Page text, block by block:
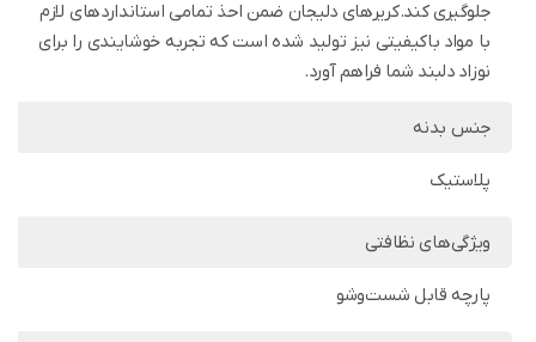
جلوگیری کند.کریرهای دلیجان ضمن احذ تمامی استانداردهای لازم
با مواد باکیفیتی نیز تولید شده است که تجربه خوشایندی را برای
نوزاد دلبند شما فراهم آورد.
جنس بدنه
پلاستیک
ویژگی‌های نظافتی
پارچه قابل شست‌وشو